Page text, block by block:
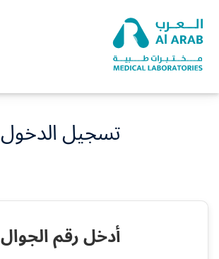
تسجيل الدخول
أدخل رقم الجوال